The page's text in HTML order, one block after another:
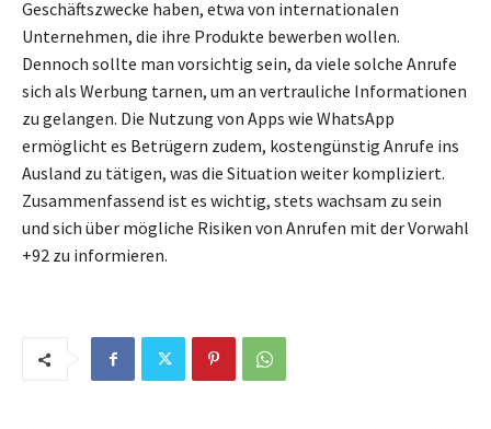
Geschäftszwecke haben, etwa von internationalen
Unternehmen, die ihre Produkte bewerben wollen.
Dennoch sollte man vorsichtig sein, da viele solche Anrufe
sich als Werbung tarnen, um an vertrauliche Informationen
zu gelangen. Die Nutzung von Apps wie WhatsApp
ermöglicht es Betrügern zudem, kostengünstig Anrufe ins
Ausland zu tätigen, was die Situation weiter kompliziert.
Zusammenfassend ist es wichtig, stets wachsam zu sein
und sich über mögliche Risiken von Anrufen mit der Vorwahl
+92 zu informieren.